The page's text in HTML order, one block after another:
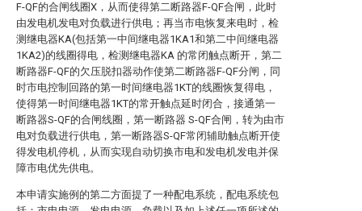
F-QF的合闸线圈X，从而使得第二断路器F-QF合闸，此时
由发电机发电对负载进行供电；再当市电恢复来电时，检
测继电器KA(包括第一中间继电器1KA1和第二中间继电器
1KA2)的线圈得电，检测继电器KA 的常闭触点断开，第二
断路器F-QF的欠压脱扣器动作使第二断路器F-QF分闸，同
时市电控制回路的第一时间继电器1KT的线圈恢复得电，
使得第一时间继电器1KT的常开触点延时闭合，接通第一
断路器S-QF的合闸线圈，第一断路器 S-QF合闸，转为由市
电对负载进行供电，第一断路器S-QF常闭辅助触点断开使
得发电机停机，从而实现自动切换市电和发电机发电并保
障市电优先供电。
本申请实施例的第二方面提了一种配电系统，配电系统包